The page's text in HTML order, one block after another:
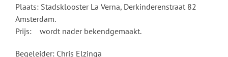
Plaats: Stadsklooster La Verna, Derkinderenstraat 82
Amsterdam.
Prijs: wordt nader bekendgemaakt.
Begeleider: Chris Elzinga